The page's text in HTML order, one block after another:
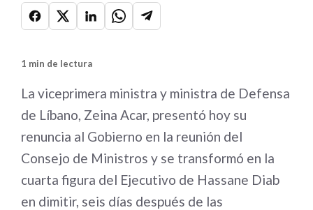
1 min de lectura
La viceprimera ministra y ministra de Defensa
de Líbano, Zeina Acar, presentó hoy su
renuncia al Gobierno en la reunión del
Consejo de Ministros y se transformó en la
cuarta figura del Ejecutivo de Hassane Diab
en dimitir, seis días después de las